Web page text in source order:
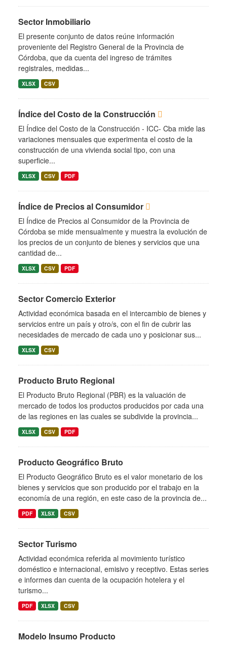
Sector Inmobiliario
El presente conjunto de datos reúne información
proveniente del Registro General de la Provincia de
Córdoba, que da cuenta del ingreso de trámites
registrales, medidas...
XLSX CSV
Índice del Costo de la Construcción
El Índice del Costo de la Construcción - ICC- Cba mide las
variaciones mensuales que experimenta el costo de la
construcción de una vivienda social tipo, con una
superficie...
XLSX CSV PDF
Índice de Precios al Consumidor
El Índice de Precios al Consumidor de la Provincia de
Córdoba se mide mensualmente y muestra la evolución de
los precios de un conjunto de bienes y servicios que una
cantidad de...
XLSX CSV PDF
Sector Comercio Exterior
Actividad económica basada en el intercambio de bienes y
servicios entre un país y otro/s, con el fin de cubrir las
necesidades de mercado de cada uno y posicionar sus...
XLSX CSV
Producto Bruto Regional
El Producto Bruto Regional (PBR) es la valuación de
mercado de todos los productos producidos por cada una
de las regiones en las cuales se subdivide la provincia...
XLSX CSV PDF
Producto Geográfico Bruto
El Producto Geográfico Bruto es el valor monetario de los
bienes y servicios que son producido por el trabajo en la
economía de una región, en este caso de la provincia de...
PDF XLSX CSV
Sector Turismo
Actividad económica referida al movimiento turístico
doméstico e internacional, emisivo y receptivo. Estas series
e informes dan cuenta de la ocupación hotelera y el
turismo...
PDF XLSX CSV
Modelo Insumo Producto